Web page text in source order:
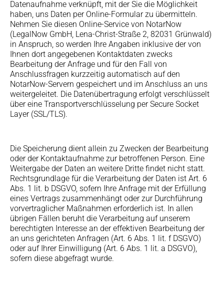
Datenaufnahme verknüpft, mit der Sie die Möglichkeit
haben, uns Daten per Online-Formular zu übermitteln.
Nehmen Sie diesen Online-Service von NotarNow
(LegalNow GmbH, Lena-Christ-Straße 2, 82031 Grünwald)
in Anspruch, so werden Ihre Angaben inklusive der von
Ihnen dort angegebenen Kontaktdaten zwecks
Bearbeitung der Anfrage und für den Fall von
Anschlussfragen kurzzeitig automatisch auf den
NotarNow-Servern gespeichert und im Anschluss an uns
weitergeleitet. Die Datenübertragung erfolgt verschlüsselt
über eine Transportverschlüsselung per Secure Socket
Layer (SSL/TLS).
Die Speicherung dient allein zu Zwecken der Bearbeitung
oder der Kontaktaufnahme zur betroffenen Person. Eine
Weitergabe der Daten an weitere Dritte findet nicht statt.
Rechtsgrundlage für die Verarbeitung der Daten ist Art. 6
Abs. 1 lit. b DSGVO, sofern Ihre Anfrage mit der Erfüllung
eines Vertrags zusammenhängt oder zur Durchführung
vorvertraglicher Maßnahmen erforderlich ist. In allen
übrigen Fällen beruht die Verarbeitung auf unserem
berechtigten Interesse an der effektiven Bearbeitung der
an uns gerichteten Anfragen (Art. 6 Abs. 1 lit. f DSGVO)
oder auf Ihrer Einwilligung (Art. 6 Abs. 1 lit. a DSGVO),
sofern diese abgefragt wurde.